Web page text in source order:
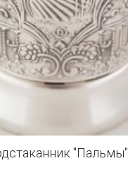
"Пальмы"